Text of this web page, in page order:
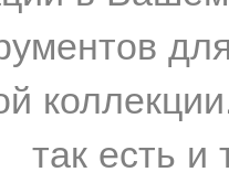
так есть и